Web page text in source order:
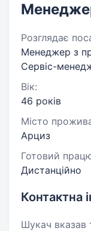
Розглядає
Менеджер з
Сервіс-
Вік:
46 років
Місто
Арциз
Готовий
Дистанційно
Контактна
Шукач вказав